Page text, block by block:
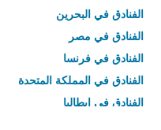
الفنادق في البحرين
الفنادق في مصر
الفنادق في فرنسا
الفنادق في المملكة المتحدة
الفنادق في إيطاليا